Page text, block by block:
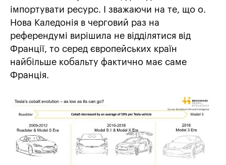
імпортувати ресурс. І зважаючи на те, що о.
Нова Каледонія в черговий раз на
референдумі вирішила не відділятися від
Франції, то серед європейських країн
найбільше кобальту фактично має саме
Франція.